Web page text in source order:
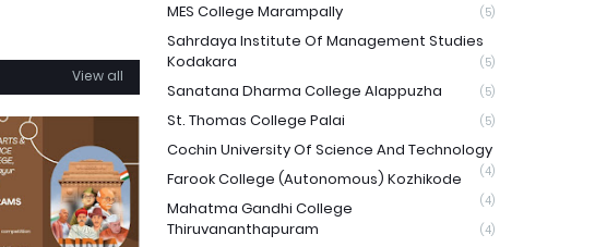
View all
MES College Marampally (5)
Sahrdaya Institute Of Management Studies
Kodakara
(5)
Sanatana Dharma College Alappuzha (5)
St. Thomas College Palai (5)
Cochin University Of Science And Technology
(4)
Farook College (Autonomous) Kozhikode
(4)
Mahatma Gandhi College
Thiruvananthapuram
(4)